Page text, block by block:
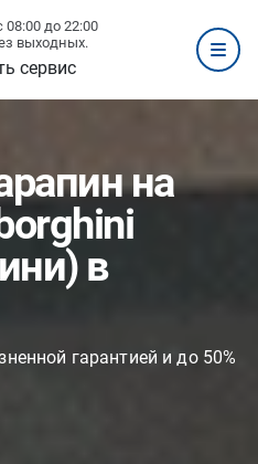
до 22:00
выходных.
сервис
на
в
гарантией и до 50%